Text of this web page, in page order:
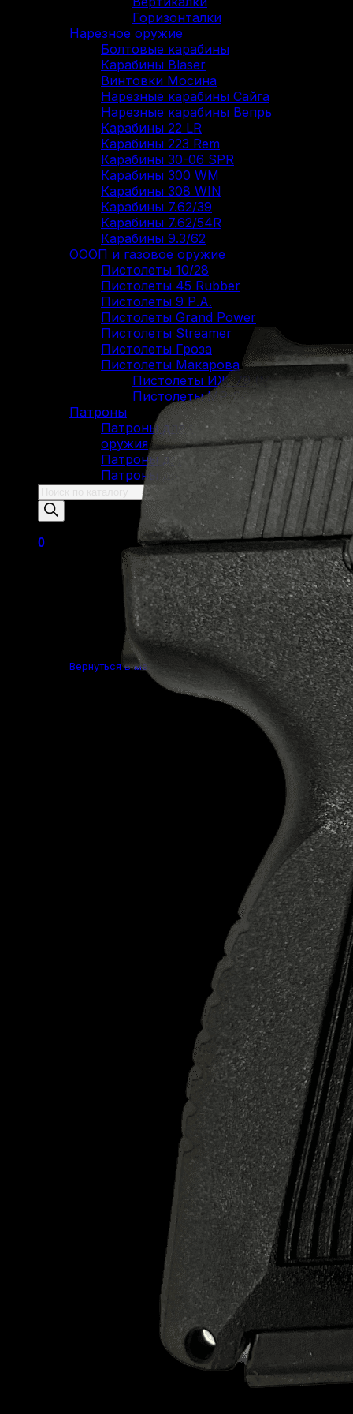
Горизонталки
Нарезное оружие
Болтовые карабины
Карабины Blaser
Винтовки Мосина
Нарезные карабины Сайга
Нарезные карабины Вепрь
Карабины 22 LR
Карабины 223 Rem
Карабины 30-06 SPR
Карабины 300 WM
Карабины 308 WIN
Карабины 7.62/39
Карабины 7.62/54R
Карабины 9.3/62
ОООП и газовое оружие
Пистолеты 10/28
Пистолеты 45 Rubber
Пистолеты 9 Р.А.
Пистолеты Grand Power
Пистолеты Streamer
Пистолеты Гроза
Пистолеты Макарова
Пистолеты ИЖ-79 (МР-79)
Пистолеты МР-80
Патроны
Патроны для гладкоствольного
оружия
Патроны для нарезного оружия
Патроны для ОООП
Поиск
товаров
0
Корзина пуста.
Вернуться в магазин